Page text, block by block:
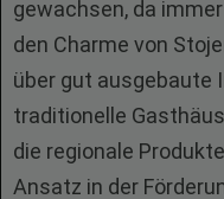
gewachsen, da
den Charme von
über gut ausgebaute
traditionelle
die regionale
Ansatz in der